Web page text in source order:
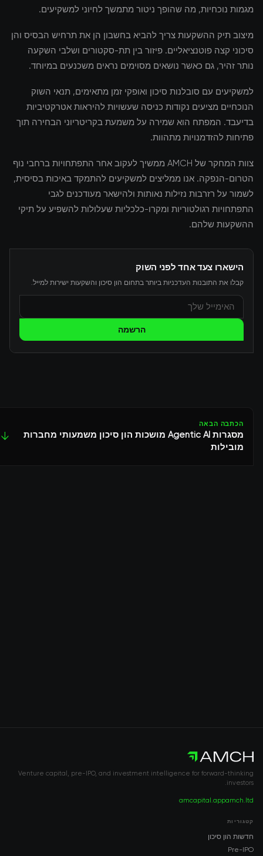
מגמות נוכחיות, מה שהופך ניטור מתמשך לחיוני למשקיעים.
מיצוב תיק ההשקעות צריך להביא בחשבון הן את תרחיש הבסיס והן
סיכוני קצה פוטנציאליים. פיזור בין תת-סקטורים ושלבי השקעה
נותר זהיר, גם כאשר נושאים מסוימים נראים משכנעים במיוחד.
למשקיעים עם סובלנות סיכון ואופקי זמן מתאימים, תנאי השוק
הנוכחיים מציעים נקודות כניסה שעשויות להיראות אטרקטיביות
בדיעבד. המפתח הוא שמירה על משמעת בקריטריוני הבחירה תוך
פתיחות להזדמנויות מתהוות.
צוות המחקר של AMCH ממשיך לעקוב אחר התפתחויות ברחבי נוף
הטרום-הנפקה. אנו ממליצים למשקיעים להתמקד באיכות בסיסית,
לשמור על רזרבות נזילות נאותות ולהישאר מעודכנים לגבי
התפתחויות רגולטוריות ומקרו-כלכליות שעלולות להשפיע על תיקי
ההשקעות שלהם.
הישארו צעד אחד לפני השוק
קבלו את התובנות העדכניות ביותר בתחום הון סיכון והשקעות ישירות למייל.
הרשמה
הכתבה הבאה
מסגרות Agentic AI מושכות הון סיכון משמעותי מחברות
מובילות
Venture capital, pre-IPO, and investment intelligence for forward-thinking
investors.
amch.ltd
amcapital.app
קטגוריות
חדשות הון סיכון
Pre-IPO